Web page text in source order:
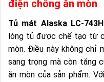
điện chống ăn mòn
Tủ mát Alaska LC-743H
lòng tủ được chế tạo từ
mòn. Điều này không chỉ
sang trọng mà còn tăng
ăn mòn của sản phẩm.